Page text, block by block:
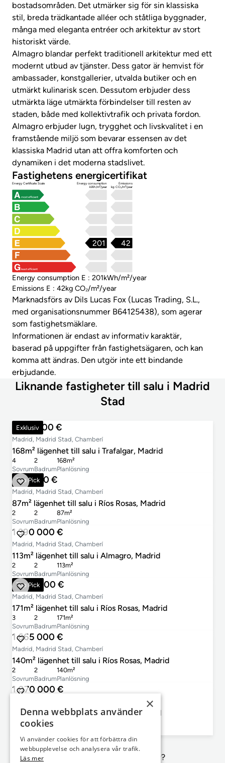
bostadsområden. Det utmärker sig för sin klassiska
stil, breda trädkantade alléer och ståtliga byggnader,
många med eleganta entréer och arkitektur av stort
historiskt värde.
Almagro blandar perfekt traditionell arkitektur med ett
modernt utbud av tjänster. Dess gator är hemvist för
ambassader, konstgallerier, utvalda butiker och en
utmärkt kulinarisk scen. Dessutom erbjuder dess
utmärkta läge utmärkta förbindelser till resten av
staden, både med kollektivtrafik och privata fordon.
Almagro erbjuder lugn, trygghet och livskvalitet i en
framstående miljö som bevarar essensen av det
klassiska Madrid utan att offra komforten och
dynamiken i det moderna stadslivet.
Fastighetens energicertifikat
Energy Certificate Scale
Energy consumption
kWh/m²/year
Emissions
kg CO₂/m²/year
most efficient
least efficient
42
201
Energy consumption E : 201kWh/m²/year
Emissions E : 42kg CO₂/m²/year
Marknadsförs av Dils Lucas Fox (Lucas Trading, S.L.,
med organisationsnummer B64125438), som agerar
som fastighetsmäklare.
Informationen är endast av informativ karaktär,
baserad på uppgifter från fastighetsägaren, och kan
komma att ändras. Den utgör inte ett bindande
erbjudande.
Liknande fastigheter till salu i Madrid
Stad
Exklusiv
1 325 000 €
Madrid, Madrid Stad, Chamberí
168m² lägenhet till salu i Trafalgar, Madrid
Sovrum
4
Badrum
2
Planlösning
168m²
Top Pick
990 000 €
Madrid, Madrid Stad, Chamberí
87m² lägenhet till salu i Ríos Rosas, Madrid
Sovrum
2
Badrum
2
Planlösning
87m²
1 390 000 €
Madrid, Madrid Stad, Chamberí
113m² lägenhet till salu i Almagro, Madrid
Sovrum
2
Badrum
2
Planlösning
113m²
Top Pick
1 900 000 €
Madrid, Madrid Stad, Chamberí
171m² lägenhet till salu i Ríos Rosas, Madrid
Sovrum
3
Badrum
2
Planlösning
171m²
1 665 000 €
Madrid, Madrid Stad, Chamberí
140m² lägenhet till salu i Ríos Rosas, Madrid
Sovrum
2
Badrum
2
Planlösning
140m²
1 070 000 €
119m² lägenhet till salu i Trafalgar, Madrid
2
Inte exakt vad du letar efter?
×
Denna webbplats använder
cookies
Vi använder cookies för att förbättra din
webbupplevelse och analysera vår trafik.
Läs mer